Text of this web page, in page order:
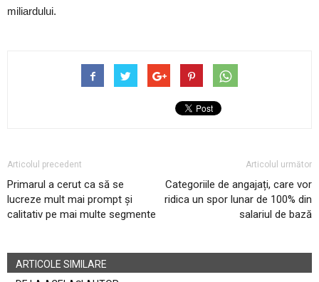
miliardului.
Articolul precedent
Primarul a cerut ca să se
lucreze mult mai prompt și
calitativ pe mai multe segmente
Articolul următor
Categoriile de angajați, care vor
ridica un spor lunar de 100% din
salariul de bază
ARTICOLE SIMILARE